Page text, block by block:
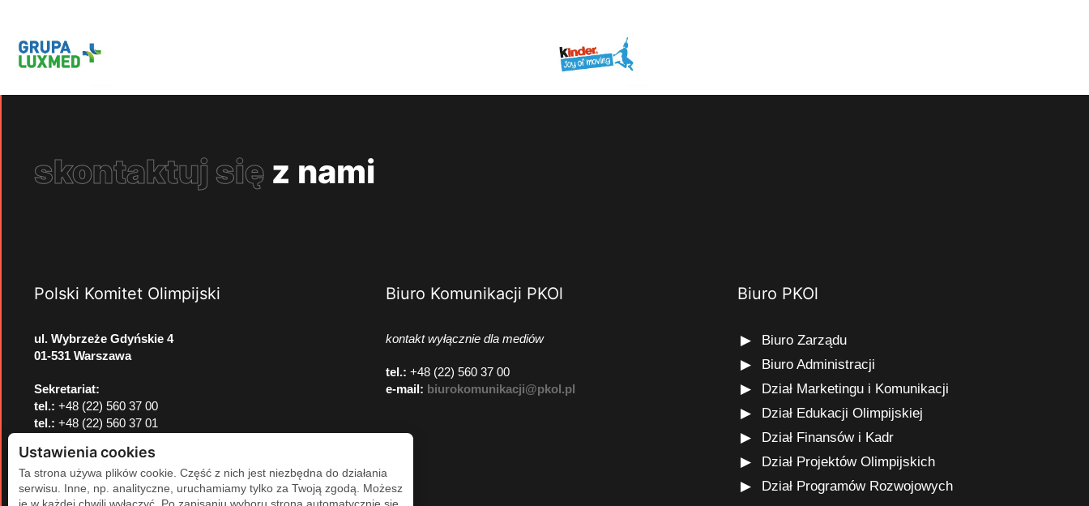
skontaktuj się z nami
Polski Komitet Olimpijski
ul. Wybrzeże Gdyńskie 4
01-531 Warszawa
Sekretariat:
tel.: +48 (22) 560 37 00
tel.: +48 (22) 560 37 01
Biuro Komunikacji PKOl
kontakt wyłącznie dla mediów
tel.: +48 (22) 560 37 00
e-mail: biurokomunikacji@pkol.pl
Biuro PKOl
Biuro Zarządu
Biuro Administracji
Dział Marketingu i Komunikacji
Dział Edukacji Olimpijskiej
Dział Finansów i Kadr
Dział Projektów Olimpijskich
Dział Programów Rozwojowych
Ustawienia cookies
Ta strona używa plików cookie. Część z nich jest niezbędna do działania
serwisu. Inne, np. analityczne, uruchamiamy tylko za Twoją zgodą. Możesz